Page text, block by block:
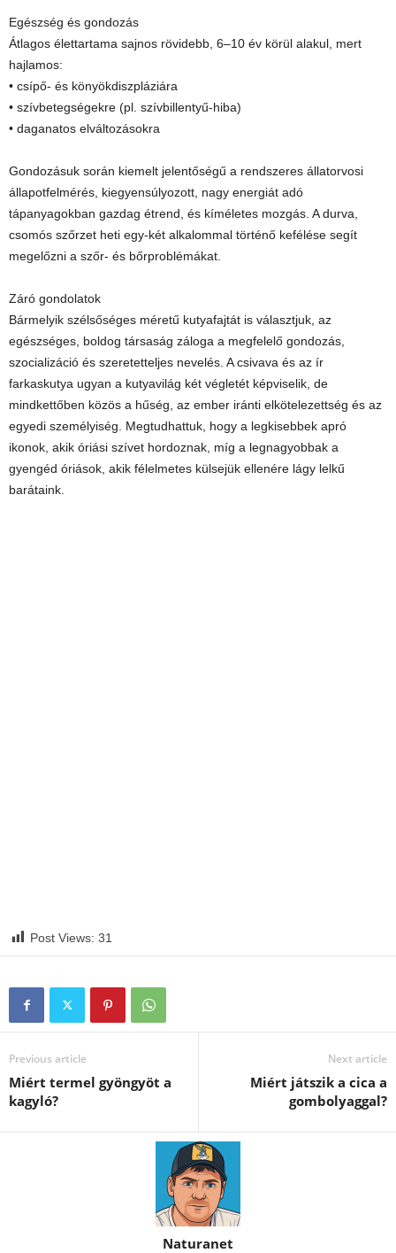
Egészség és gondozás
Átlagos élettartama sajnos rövidebb, 6–10 év körül alakul, mert
hajlamos:
• csípő- és könyökdiszpláziára
• szívbetegségekre (pl. szívbillentyű-hiba)
• daganatos elváltozásokra
Gondozásuk során kiemelt jelentőségű a rendszeres állatorvosi
állapotfelmérés, kiegyensúlyozott, nagy energiát adó
tápanyagokban gazdag étrend, és kíméletes mozgás. A durva,
csomós szőrzet heti egy-két alkalommal történő kefélése segít
megelőzni a szőr- és bőrproblémákat.
Záró gondolatok
Bármelyik szélsőséges méretű kutyafajtát is választjuk, az
egészséges, boldog társaság záloga a megfelelő gondozás,
szocializáció és szeretetteljes nevelés. A csivava és az ír
farkaskutya ugyan a kutyavilág két végletét képviselik, de
mindkettőben közös a hűség, az ember iránti elkötelezettség és az
egyedi személyiség. Megtudhattuk, hogy a legkisebbek apró
ikonok, akik óriási szívet hordoznak, míg a legnagyobbak a
gyengéd óriások, akik félelmetes külsejük ellenére lágy lelkű
barátaink.
Post Views: 31
Previous article
Miért termel gyöngyöt a
kagyló?
Next article
Miért játszik a cica a
gombolyaggal?
Naturanet